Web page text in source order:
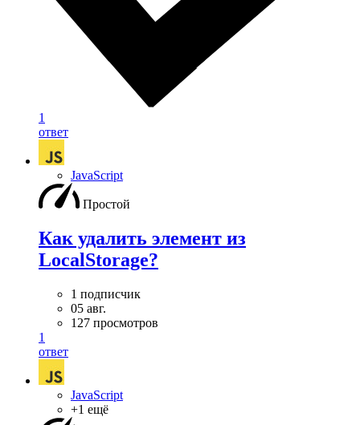
1
ответ
JavaScript
Простой
Как удалить элемент из
LocalStorage?
1 подписчик
05 авг.
127 просмотров
1
ответ
JavaScript
+1 ещё